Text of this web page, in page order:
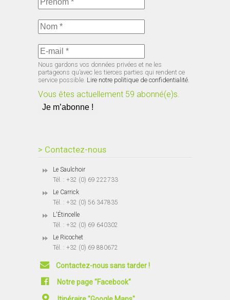
Nous gardons vos données privées et ne les
partageons qu’avec les tierces parties qui rendent ce
service possible. Lire notre politique de confidentialité.
Vous êtes actuellement 59 abonné(e)s.
> Contactez-nous
Le Saulchoir
Tél. : +32 (0) 69 222733
Le Carrick
Tél. : +32 (0) 56 347835
L'Étincelle
Tél. : +32 (0) 69 640302
Le Ricochet
Tél. : +32 (0) 69 880672
Contactez-nous sans tarder !
Notre page "Facebook"